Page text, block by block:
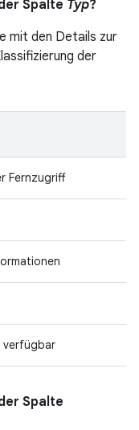
Spalte Typ?
mit den Details zur
der
Fernzugriff
verfügbar
Spalte